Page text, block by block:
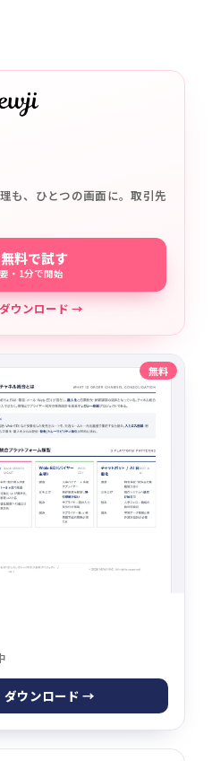
も、ひとつの画面に。取引先
料で試す
・1分で開始
ウンロード →
無料
ダウンロード →